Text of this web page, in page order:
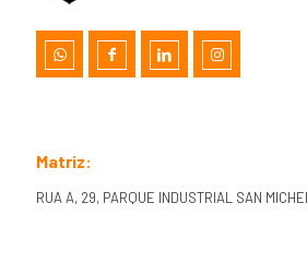
Matriz:
RUA A, 29, PARQUE INDUSTRIAL SAN